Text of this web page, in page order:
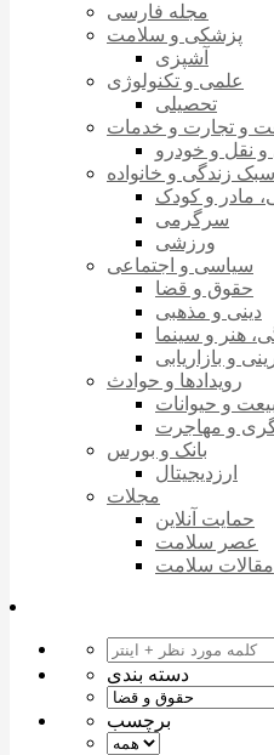
مجله فارسی
پزشکی و سلامت
آشپزی
علمی و تکنولوژی
تحصیلی
و تجارت و خدمات
نقل و خودرو
سبک زندگی و خانواده
مادر و کودک
سرگرمی
ورزشی
سیاسی و اجتماعی
حقوق و قضا
دینی و مذهبی
هنر و سینما
و بازاریابی
رویدادها و حوادث
و حیوانات
و مهاجرت
بانک و بورس
ارزدیجیتال
مجلات
حمایت آنلاین
عصر سلامت
مقالات سلامت
دسته بندی
برچسب